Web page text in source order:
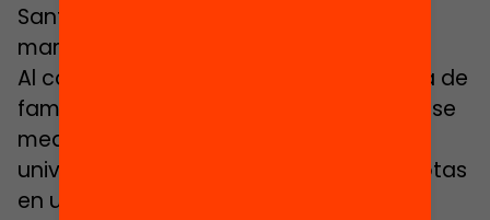
Santa Coloma fue una niña de padres
marroquíes”.
Al contrario de lo que piensa la mayoría de
familias, el alumnado de entorno de clase
media cuyos padres tienen estudios
universitarios no suele empeorar sus notas
en una escuela con chicos y chicas de